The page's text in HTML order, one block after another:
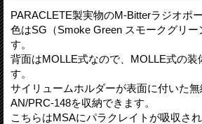
PARACLETE製実物のM-Bitterラジオポー
色はSG（Smoke Green スモークグリー
す。
背面はMOLLE式なので、MOLLE式の装
す。
サイリュームホルダーが表面に付いた無
AN/PRC-148を収納できます。
こちらはMSAにパラクレイトが吸収さ